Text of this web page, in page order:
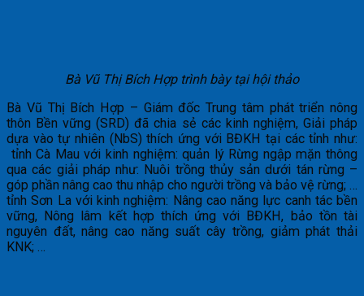
Bà Vũ Thị Bích Hợp trình bày tại hội thảo
Bà Vũ Thị Bích Hợp – Giám đốc Trung tâm phát triển nông
thôn Bền vững (SRD) đã chia sẻ các kinh nghiệm, Giải pháp
dựa vào tự nhiên (NbS) thích ứng với BĐKH tại các tỉnh như:
tỉnh Cà Mau với kinh nghiệm: quản lý Rừng ngập mặn thông
qua các giải pháp như: Nuôi trồng thủy sản dưới tán rừng –
góp phần nâng cao thu nhập cho người trồng và bảo vệ rừng; …
tỉnh Sơn La với kinh nghiệm: Nâng cao năng lực canh tác bền
vững, Nông lâm kết hợp thích ứng với BĐKH, bảo tồn tài
nguyên đất, nâng cao năng suất cây trồng, giảm phát thải
KNK; …